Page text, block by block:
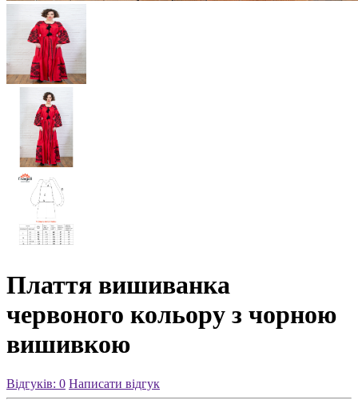
Плаття вишиванка
червоного кольору з чорною
вишивкою
Відгуків: 0 Написати відгук